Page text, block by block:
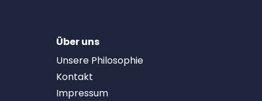
Über uns
Unsere Philosophie
Kontakt
Impressum